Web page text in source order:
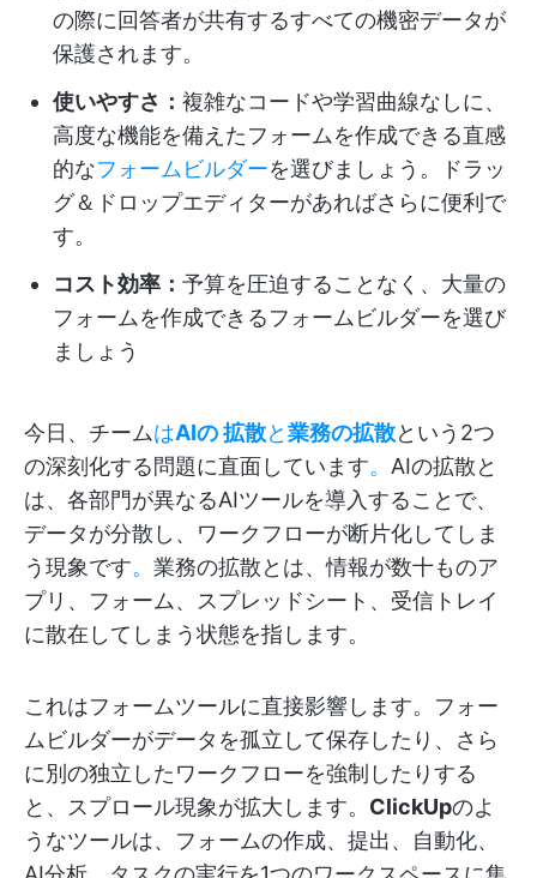
の際に回答者が共有するすべての機密データが
保護されます。
使いやすさ： 複雑なコードや学習曲線なしに、
高度な機能を備えたフォームを作成できる直感
的なフォームビルダーを選びましょう。ドラッ
グ＆ドロップエディターがあればさらに便利で
す。
コスト効率： 予算を圧迫することなく、大量の
フォームを作成できるフォームビルダーを選び
ましょう
今日、チームはAIの拡散と業務の拡散という2つ
の深刻化する問題に直面しています。 AIの拡散と
は、各部門が異なるAIツールを導入することで、
データが分散し、ワークフローが断片化してしま
う現象です。 業務の拡散とは、情報が数十ものア
プリ、フォーム、スプレッドシート、受信トレイ
に散在してしまう状態を指します。
これはフォームツールに直接影響します。フォー
ムビルダーがデータを孤立して保存したり、さら
に別の独立したワークフローを強制したりする
と、スプロール現象が拡大します。 ClickUpのよ
うなツールは、フォームの作成、提出、自動化、